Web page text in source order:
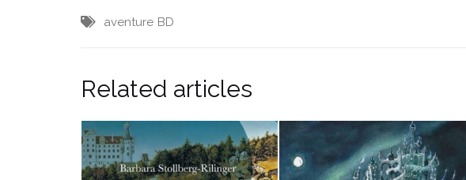
aventure BD
Related articles